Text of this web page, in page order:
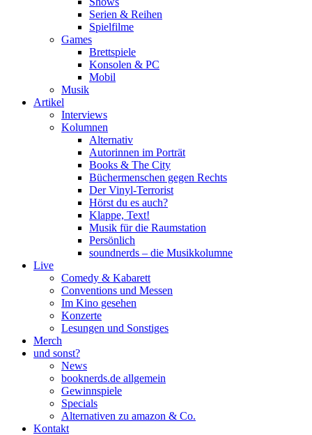
Serien & Reihen
Spielfilme
Games
Brettspiele
Konsolen & PC
Mobil
Musik
Artikel
Interviews
Kolumnen
Alternativ
Autorinnen im Porträt
Books & The City
Büchermenschen gegen Rechts
Der Vinyl-Terrorist
Hörst du es auch?
Klappe, Text!
Musik für die Raumstation
Persönlich
soundnerds – die Musikkolumne
Live
Comedy & Kabarett
Conventions und Messen
Im Kino gesehen
Konzerte
Lesungen und Sonstiges
Merch
und sonst?
News
booknerds.de allgemein
Gewinnspiele
Specials
Alternativen zu amazon & Co.
Kontakt